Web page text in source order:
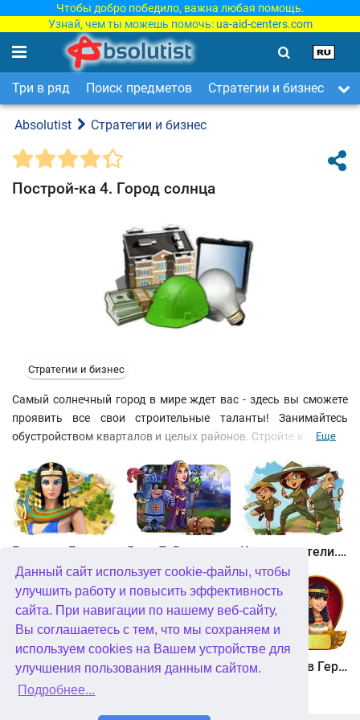
Данный сайт использует cookie-файлы, чтобы
улучшить работу и повысить эффективность
сайта. При навигации по нашему веб-сайту,
Вы соглашаетесь с тем, что мы сохраняем и
используем cookies на Вашем устройстве для
улучшения пользования данным сайтом.
Подробнее...
Чтобы добро победило, важна любая помощь.
Узнай, чем ты можешь помочь: ua-aid-centers.com
Три в ряд Поиск предметов Стратегии и бизнес
Absolutist Стратегии и бизнес
Построй-ка 4. Город солнца
Стратегии и бизнес
Самый солнечный город в мире ждет вас - здесь вы сможете
проявить все свои строительные таланты! Занимайтесь
обустройством кварталов и целых районов. Стройте коттеджи
недвижимостью, нанимать новых рабочих и покупать
стройматериалы, чтобы проходить уровни за отведенное
время. И главное - стройте электростанции, тогда ваши дома
будут приносить хорошую прибыль!
Еще
Кладоискатели. Камень души
Кладоискатели. Снежная королева. Коллекционное издание Алисия Квотермейн 3. Тайна пылающего золота. Коллекционное издание 12 подвигов Геракла. Как я встретил Мегару. Коллекционное издание